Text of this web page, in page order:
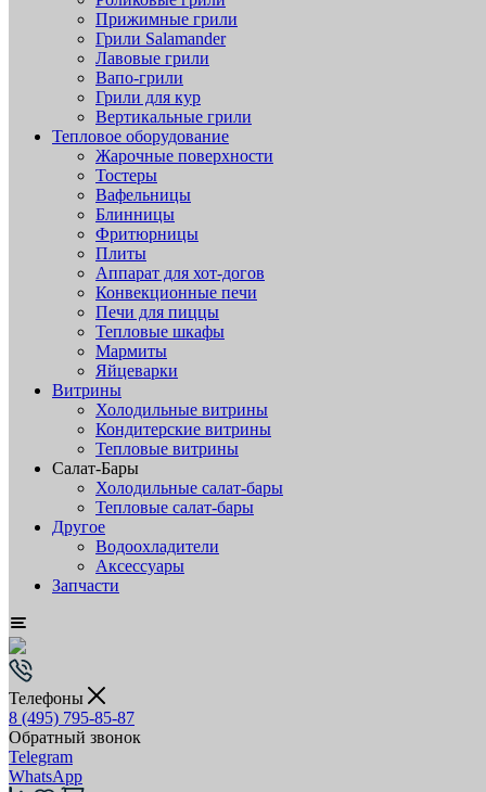
Прижимные грили
Грили Salamander
Лавовые грили
Вапо-грили
Грили для кур
Вертикальные грили
Тепловое оборудование
Жарочные поверхности
Тостеры
Вафельницы
Блинницы
Фритюрницы
Плиты
Аппарат для хот-догов
Конвекционные печи
Печи для пиццы
Тепловые шкафы
Мармиты
Яйцеварки
Витрины
Холодильные витрины
Кондитерские витрины
Тепловые витрины
Салат-Бары
Холодильные салат-бары
Тепловые салат-бары
Другое
Водоохладители
Аксессуары
Запчасти
Телефоны
8 (495) 795-85-87
Обратный звонок
Telegram
WhatsApp